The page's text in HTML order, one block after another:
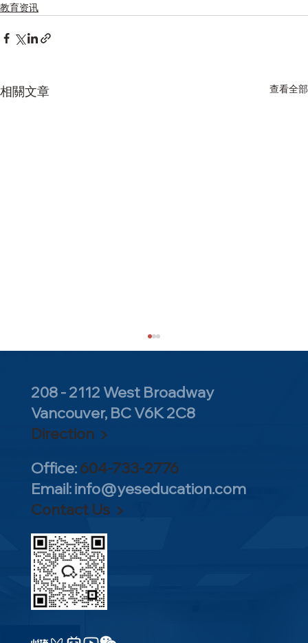
教育资讯
相關文章 查看全部
【YES教育观察 • 7月】解密AP选课逻辑、
理科竞赛长线备考与美本关键节点
208 - 2112 West Broadway
Vancouver, BC V6K 2C8
Direction ▶
Office:604-733-2776
Email:info@yeseducation.com
Contact Us ▶